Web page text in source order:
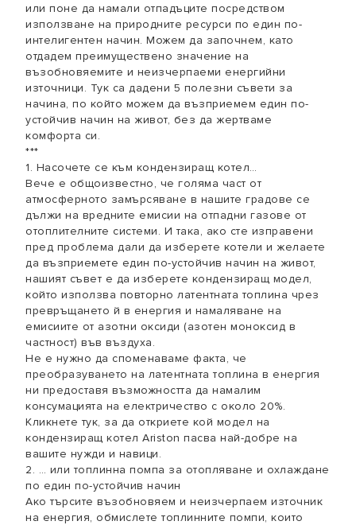
или поне да намали отпадъците посредством
използване на природните ресурси по един по-
интелигентен начин. Можем да започнем, като
отдадем преимуществено значение на
възобновяемите и неизчерпаеми енергийни
източници. Тук са дадени 5 полезни съвети за
начина, по който можем да възприемем един по-
устойчив начин на живот, без да жертваме
комфорта си.
***
1. Насочете се към кондензиращ котел…
Вече е общоизвестно, че голяма част от
атмосферното замърсяване в нашите градове се
дължи на вредните емисии на отпадни газове от
отоплителните системи. И така, ако сте изправени
пред проблема дали да изберете котели и желаете
да възприемете един по-устойчив начин на живот,
нашият съвет е да изберете кондензиращ модел,
който използва повторно латентната топлина чрез
превръщането й в енергия и намаляване на
емисиите от азотни оксиди (азотен моноксид в
частност) във въздуха.
Не е нужно да споменаваме факта, че
преобразуването на латентната топлина в енергия
ни предоставя възможността да намалим
консумацията на електричество с около 20%.
Кликнете тук, за да откриете кой модел на
кондензиращ котел Ariston пасва най-добре на
вашите нужди и навици.
2. … или топлинна помпа за отопляване и охлаждане
по един по-устойчив начин
Ако търсите възобновяем и неизчерпаем източник
на енергия, обмислете топлинните помпи, които